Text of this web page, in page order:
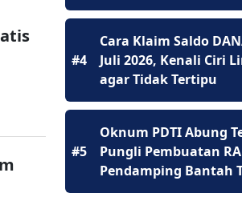
#4
Cara Klaim Saldo
Juli 2026, Kenali Ciri
agar Tidak Tertipu
#5
Oknum PDTI Abung
Pungli Pembuatan
Pendamping Bantah